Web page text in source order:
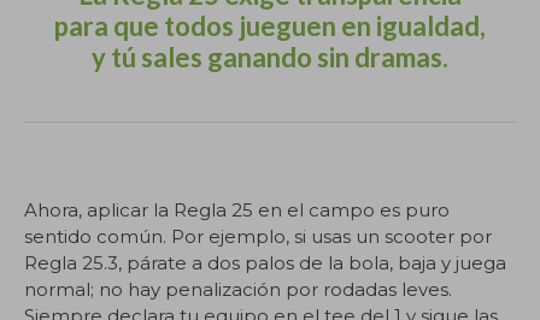
para que todos jueguen en igualdad,
y tú sales ganando sin dramas.
Ahora, aplicar la Regla 25 en el campo es puro
sentido común. Por ejemplo, si usas un scooter por
Regla 25.3, párate a dos palos de la bola, baja y juega
normal; no hay penalización por rodadas leves.
Siempre declara tu equipo en el tee del 1 y sigue las